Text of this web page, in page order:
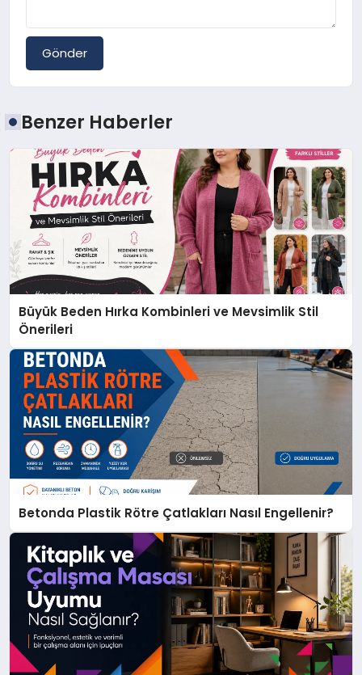
Gönder
Benzer Haberler
Büyük Beden Hırka Kombinleri ve Mevsimlik Stil
Önerileri
Betonda Plastik Rötre Çatlakları Nasıl Engellenir?